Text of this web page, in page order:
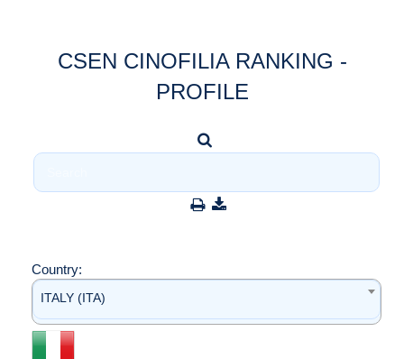
CSEN CINOFILIA RANKING -
PROFILE
Country:
ITALY (ITA)